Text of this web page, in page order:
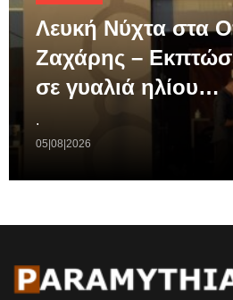
Λευκή Νύχτα στα
Ζαχάρης –
σε γυαλιά ηλίου…
.
05|08|2026